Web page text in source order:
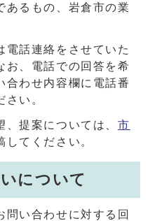
あるもの、岩倉市の業
電話連絡をさせていた
お、電話での回答を希
合わせ内容欄に電話番
い。
提案については、 市
してください。
について
問い合わせに対する回